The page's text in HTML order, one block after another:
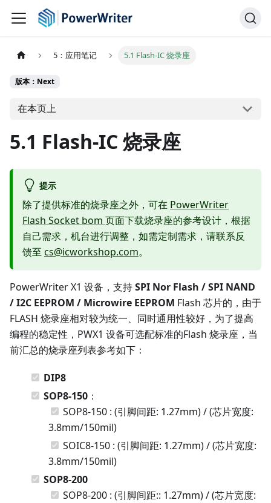
5：应用笔记 5.1 Flash-IC 烧录座
版本：Next
在本页上
5.1 Flash-IC 烧录座
提示
除了提供标准的烧录座之外，可在 PowerWriter
Flash Socket bom 页面下载烧录座的参考设计，根据
自己需求，机台进行调整，如需定制需求，请联系反
馈至 cs@icworkshop.com。
PowerWriter X1 设备，支持SPI Nor Flash / SPI NAND
/ I2C EEPROM / Microwire EEPROM Flash 芯片的，由于
FLASH 烧录座相对较为统一、同时通用性较好，为了提高
编程的稳定性，PWX1 设备可选配标准的Flash 烧录座，当
前汇总的烧录座列表参考如下：
DIP8
SOP8-150 ：
SOP8-150 : (引脚间距: 1.27mm) / (芯片宽度:
3.8mm/150mil)
SOIC8-150 : (引脚间距: 1.27mm) / (芯片宽度:
3.8mm/150mil)
SOP8-200
SOP8-200 : (引脚间距:: 1.27mm) / (芯片宽度: